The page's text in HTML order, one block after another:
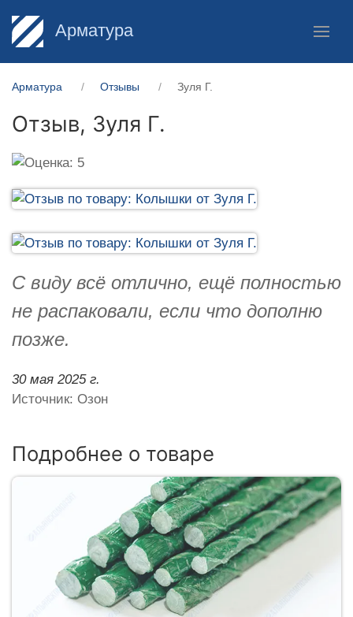
Арматура
Арматура Отзывы Зуля Г.
Отзыв, Зуля Г.
С виду всё отлично, ещё полностью
не распаковали, если что дополню
позже.
30 мая 2025 г.
Источник: Озон
Подробнее о товаре